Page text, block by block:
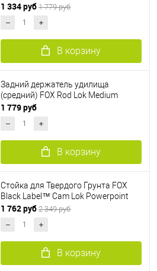
1 334 руб 1 779 руб
В корзину
Задний держатель удилища
(средний) FOX Rod Lok Medium
1 779 руб
В корзину
Стойка для Твердого Грунта FOX
Black Label™ Cam Lok Powerpoint
1 762 руб 2 349 руб
В корзину